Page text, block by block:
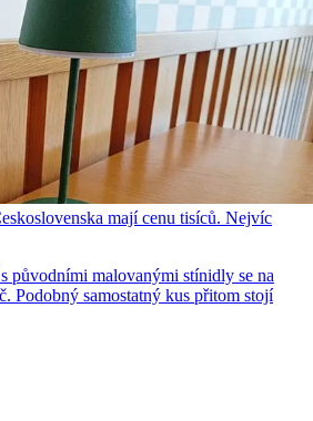
mají cenu tisíců. Nejvíc
původními malovanými stínidly se na
Podobný samostatný kus přitom stojí